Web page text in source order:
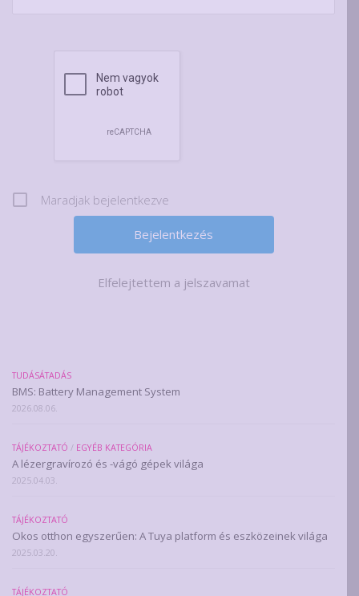
Maradjak bejelentkezve
Elfelejtettem a jelszavamat
TUDÁSÁTADÁS
BMS: Battery Management System
2026.08.06.
TÁJÉKOZTATÓ / EGYÉB KATEGÓRIA
A lézergravírozó és -vágó gépek világa
2025.04.03.
TÁJÉKOZTATÓ
Okos otthon egyszerűen: A Tuya platform és eszközeinek világa
2025.03.20.
TÁJÉKOZTATÓ